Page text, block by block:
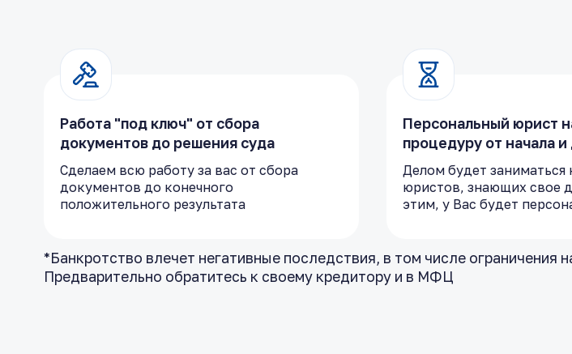
Работа "под ключ" от сбора
документов до решения суда
Сделаем всю работу за вас от сбора
документов до конечного
положительного результата
Персональный юрист
процедуру от начала
Делом будет заниматься
юристов, знающих свое
этим, у Вас будет
*Банкротство влечет негативные последствия, в том числе ограничения
Предварительно обратитесь к своему кредитору и в МФЦ